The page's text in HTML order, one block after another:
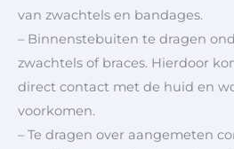
van zwachtels en bandages.
– Binnenstebuiten te dragen
zwachtels of braces. Hierdoor
direct contact met de huid en
voorkomen.
– Te dragen over aangemeten